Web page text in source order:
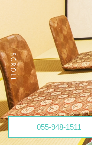
055-948-1511